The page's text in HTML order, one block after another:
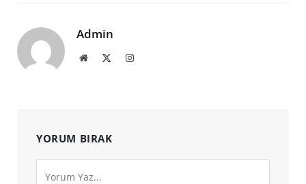
Admin
Website Instagram
YORUM BIRAK